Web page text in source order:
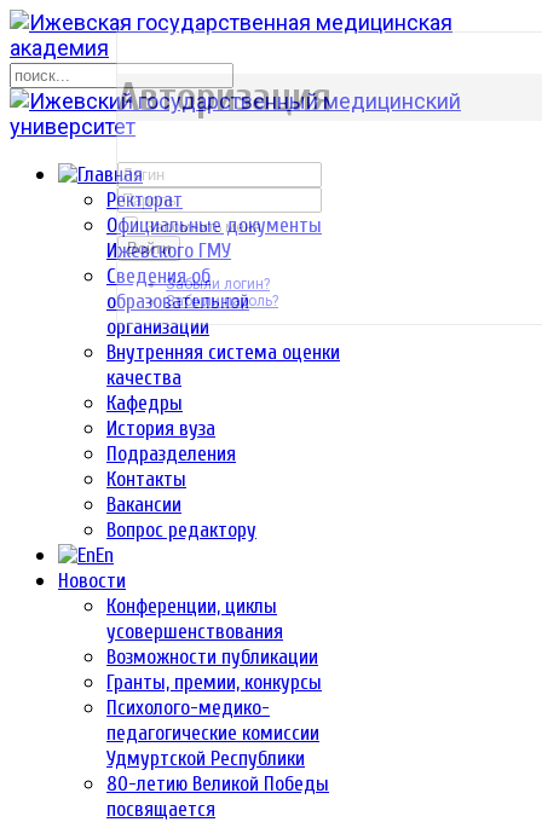
Ректорат
Официальные документы
Ижевского ГМУ
Сведения об
образовательной
организации
Внутренняя система оценки
качества
Кафедры
История вуза
Подразделения
Контакты
Вакансии
Вопрос редактору
En
Новости
Конференции, циклы
усовершенствования
Возможности публикации
Гранты, премии, конкурсы
Психолого-медико-
педагогические комиссии
Удмуртской Республики
80-летию Великой Победы
посвящается
р
Авторизация
Запомнить меня
Войти
Забыли логин?
Забыли пароль?